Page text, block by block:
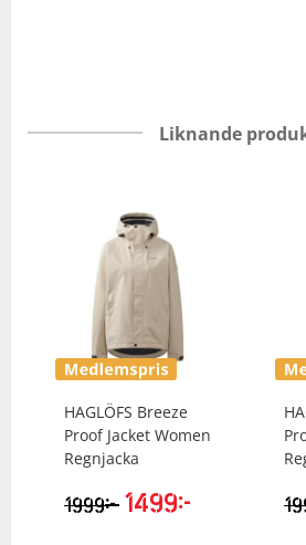
Liknande
HAGLÖFS Breeze
Proof Jacket Women
Regnjacka
1999kr 1499kr